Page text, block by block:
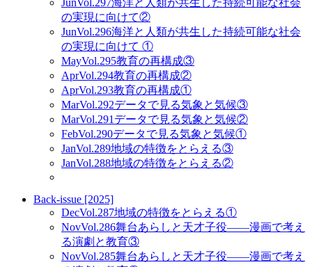
JunVol.297海洋と人類が共生した持続可能な社会
の実現に向けて②
JunVol.296海洋と人類が共生した持続可能な社会
の実現に向けて ①
MayVol.295教育の再構成③
AprVol.294教育の再構成②
AprVol.293教育の再構成①
MarVol.292データで見る気象と気候③
MarVol.291 データで見る気象と気候②
FebVol.290データで見る気象と気候①
JanVol.289地域の特徴をとらえる③
JanVol.288地域の特徴をとらえる②
Back-issue [2025]
DecVol.287地域の特徴をとらえる①
NovVol.286舞台あらしと天才子役——漫画で考え
る演劇と教育③
NovVol.285舞台あらしと天才子役——漫画で考え